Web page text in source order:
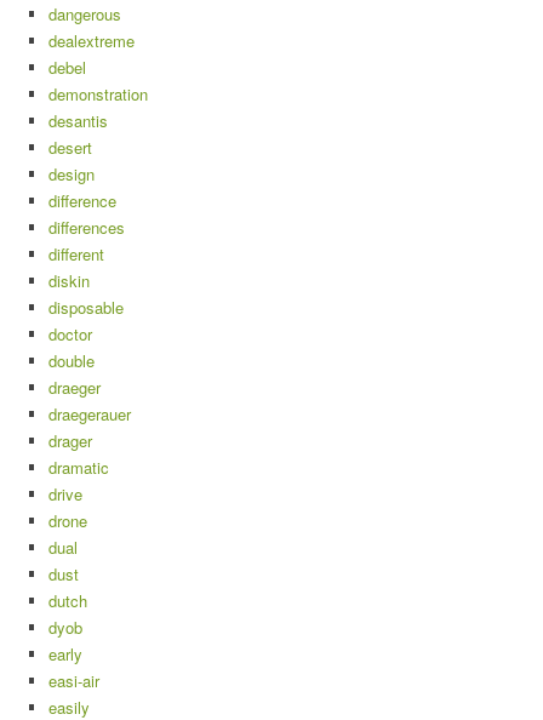
dangerous
dealextreme
debel
demonstration
desantis
desert
design
difference
differences
different
diskin
disposable
doctor
double
draeger
draegerauer
drager
dramatic
drive
drone
dual
dust
dutch
dyob
early
easi-air
easily